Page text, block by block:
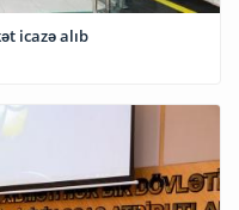
icazə alıb